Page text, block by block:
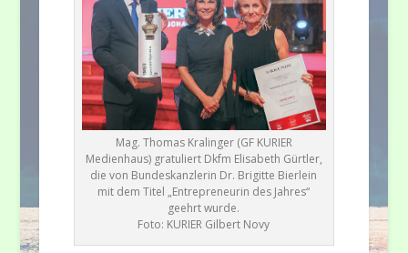
Mag. Thomas Kralinger (GF KURIER
Medienhaus) gratuliert Dkfm Elisabeth Gürtler,
die von Bundeskanzlerin Dr. Brigitte Bierlein
mit dem Titel „Entrepreneurin des Jahres“
geehrt wurde.
Foto: KURIER Gilbert Novy